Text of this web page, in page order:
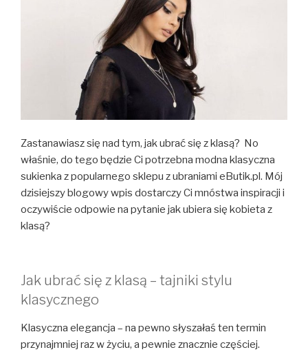
Zastanawiasz się nad tym, jak ubrać się z klasą? No
właśnie, do tego będzie Ci potrzebna modna klasyczna
sukienka z popularnego sklepu z ubraniami eButik.pl. Mój
dzisiejszy blogowy wpis dostarczy Ci mnóstwa inspiracji i
oczywiście odpowie na pytanie jak ubiera się kobieta z
klasą?
Jak ubrać się z klasą – tajniki stylu
klasycznego
Klasyczna elegancja – na pewno słyszałaś ten termin
przynajmniej raz w życiu, a pewnie znacznie częściej.